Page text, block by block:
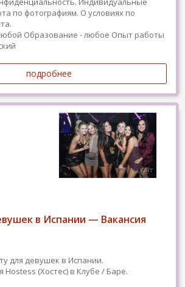
по фотографиям. О условиях по
Образование - любое Опыт работы
подробнее
в Испании — Вакансия
для девушек в Испании.
Hostess (Хостес) в Клубе / Баре.